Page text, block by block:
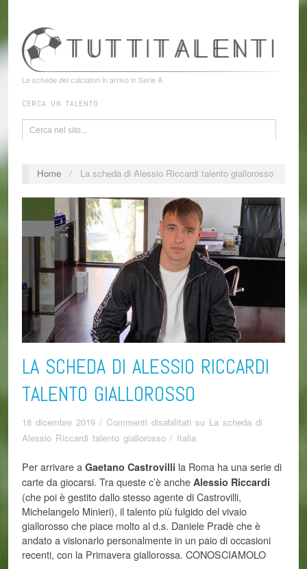
Le schede dei calciatori in arrivo in Serie A
CERCA UN TALENTO
Home / La scheda di Alessio Riccardi talento giallorosso
LA SCHEDA DI ALESSIO RICCARDI
TALENTO GIALLOROSSO
18 dicembre 2019 / Commenti disabilitati su La scheda di
Alessio Riccardi talento giallorosso / Italia
Per arrivare aGaetano Castrovilli la Roma ha una serie di
carte da giocarsi. Tra queste c’è ancheAlessio Riccardi
(che poi è gestito dallo stesso agente di Castrovilli,
Michelangelo Minieri), il talento più fulgido del vivaio
giallorosso che piace molto al d.s. Daniele Pradè che è
andato a visionarlo personalmente in un paio di occasioni
recenti, con la Primavera giallorossa. CONOSCIAMOLO